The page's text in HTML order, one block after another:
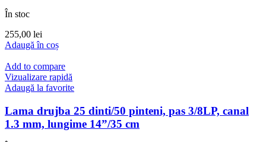
În stoc
255,00 lei
Adaugă în coș
Add to compare
Vizualizare rapidă
Adaugă la favorite
Lama drujba 25 dinti/50 pinteni, pas 3/8LP, canal
1.3 mm, lungime 14”/35 cm